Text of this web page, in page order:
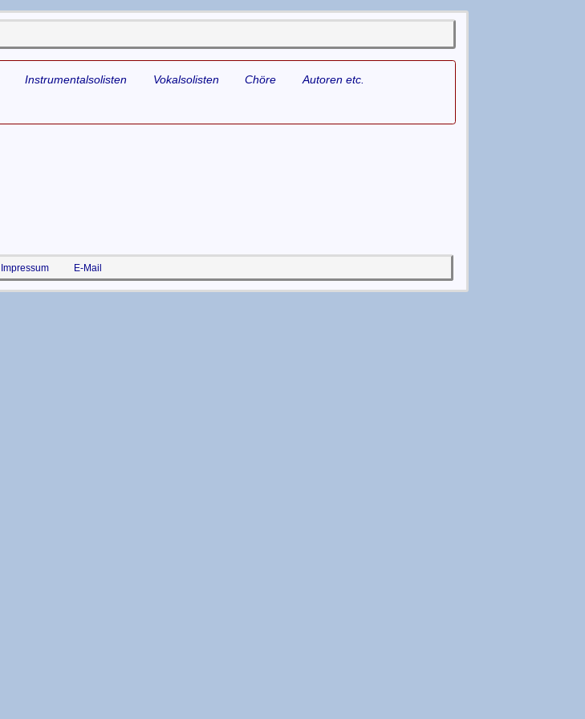
Instrumentalsolisten Vokalsolisten Chöre
Autoren etc.
Impressum E-Mail